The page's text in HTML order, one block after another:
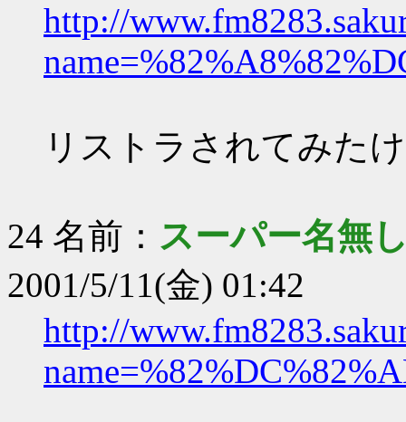
http://
リストラされてみた
24 名前： スーパー名無
2001/5/11(金) 01:42
http://